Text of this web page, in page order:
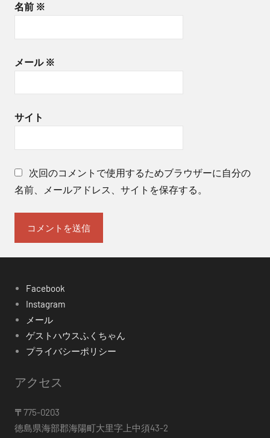
名前 ※
メール ※
サイト
次回のコメントで使用するためブラウザーに自分の
名前、メールアドレス、サイトを保存する。
Facebook
Instagram
メール
ゲストハウスふくちゃん
プライバシーポリシー
アクセス
〒 775-0203
徳島県海部郡海陽町大里字上中須43-2